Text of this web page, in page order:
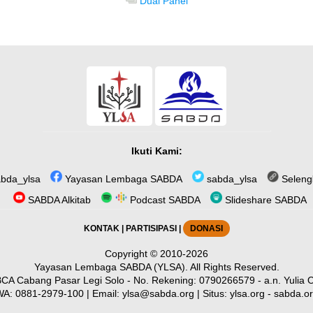
Ikuti Kami:
Yayasan Lembaga SABDA sabda_ylsa
SABDA Alkitab
Podcast SABDA Slideshare SABDA
KONTAK| PARTISIPASI DONASI
Copyright © 2010-2026
Yayasan Lembaga SABDA (YLSA). All Rights Reserved.
Cabang Pasar Legi Solo - No. Rekening: 0790266579 - a.n. Yulia
0881-2979-100| Email: ylsa@sabda.org | Situs: ylsa.org -